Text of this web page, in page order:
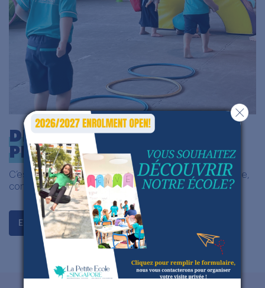
DÉVELOPPEMENT
PERSONNEL
C’est dans une structure bienveillante que l’enfant joue,
construit, apprend, s’évalue.
En savoir plus